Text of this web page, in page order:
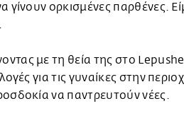
γίνουν ορκισμένες παρθένες.
με τη θεία της στο
για τις γυναίκες στην
να παντρευτούν νέες.